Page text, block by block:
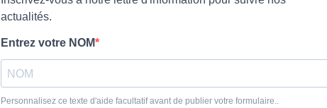
actualités.
Entrez votre NOM
Personnalisez ce texte d'aide facultatif avant de publier votre formulaire..